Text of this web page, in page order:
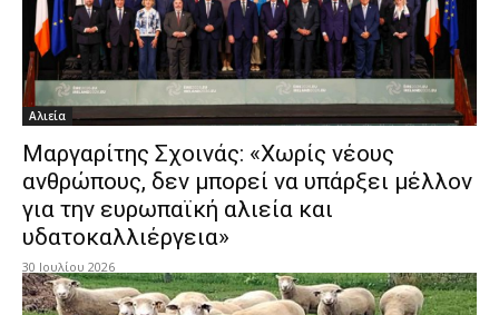
Αλιεία
Μαργαρίτης Σχοινάς: «Χωρίς νέους
ανθρώπους, δεν μπορεί να υπάρξει μέλλον
για την ευρωπαϊκή αλιεία και
υδατοκαλλιέργεια»
30 Ιουλίου 2026